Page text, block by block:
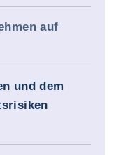
auf
und dem